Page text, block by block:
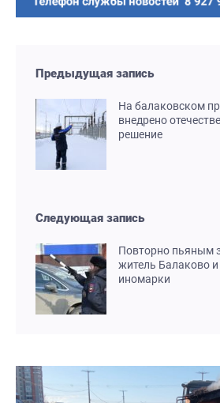
Предыдущая запись
На балаковском
внедрено
решение
Следующая запись
Повторно пьяным
житель Балаково
иномарки